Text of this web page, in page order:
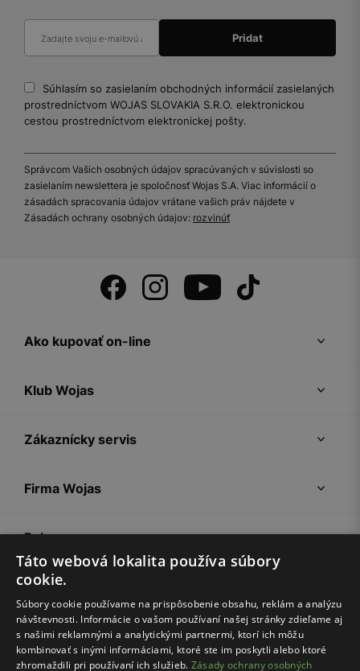
Súhlasím so zasielaním obchodných informácií zasielaných
prostredníctvom WOJAS SLOVAKIA S.R.O. elektronickou
cestou prostredníctvom elektronickej pošty.
Správcom Vašich osobných údajov spracúvaných v súvislosti so
zasielaním newslettera je spoločnosť Wojas S.A. Viac informácií o
zásadách spracovania údajov vrátane vašich práv nájdete v
Zásadách ochrany osobných údajov: rozvinúť
Ako kupovať on-line
Klub Wojas
Zákaznícky servis
Firma Wojas
Pokyny
Táto webová lokalita používa súbory
cookie.
Súbory cookie používame na prispôsobenie obsahu, reklám a analýzu
návštevnosti. Informácie o vašom používaní našej stránky zdieľame aj
s našimi reklamnými a analytickými partnermi, ktorí ich môžu
kombinovať s inými informáciami, ktoré ste im poskytli alebo ktoré
zhromaždili pri používaní ich služieb. Zásady ochrany osobných